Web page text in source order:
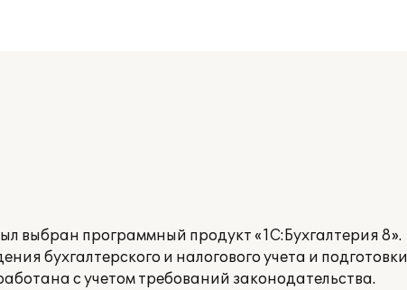
выбран программный продукт «1С:Бухгалтерия 8».
бухгалтерского и налогового учета и подготовки
с учетом требований законодательства.